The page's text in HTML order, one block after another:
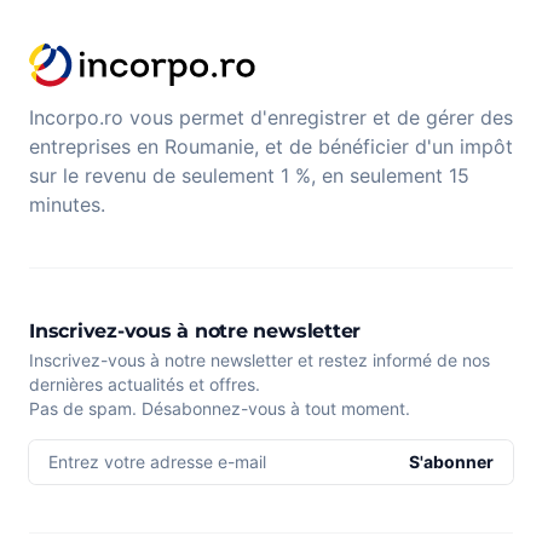
Incorpo.ro vous permet d'enregistrer et de gérer des
entreprises en Roumanie, et de bénéficier d'un impôt
sur le revenu de seulement 1 %, en seulement 15
minutes.
Inscrivez-vous à notre newsletter
Inscrivez-vous à notre newsletter et restez informé de nos
dernières actualités et offres.
Pas de spam. Désabonnez-vous à tout moment.
Entrez votre adresse e-mail S'abonner